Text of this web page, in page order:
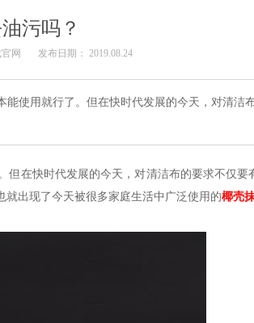
污吗？
网 发布日期： 2019.08.24
使用就行了。但在快时代发展的今天，对清洁
在快时代发展的今天，对清洁布的要求不仅要
出现了今天被很多家庭生活中广泛使用的椰壳